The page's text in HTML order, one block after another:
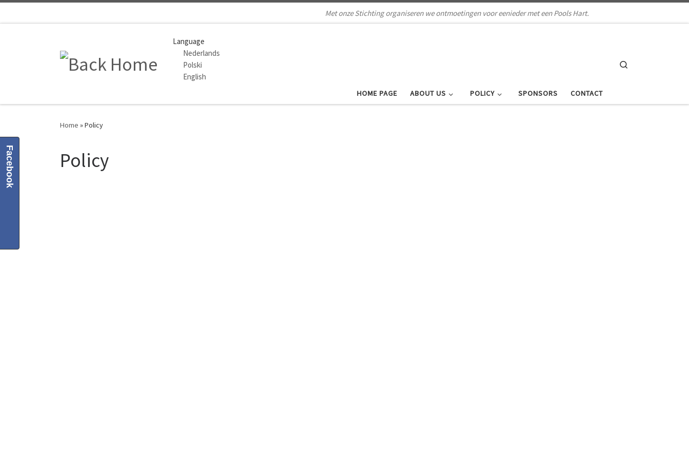
Met onze Stichting organiseren we ontmoetingen voor eenieder met een Pools Hart.
Language
Nederlands
Polski
English
HOME PAGE ABOUT US POLICY SPONSORS CONTACT
Home »Policy
Policy
Facebook